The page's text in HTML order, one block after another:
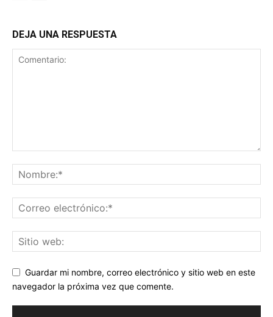
DEJA UNA RESPUESTA
Guardar mi nombre, correo electrónico y sitio web en este
navegador la próxima vez que comente.